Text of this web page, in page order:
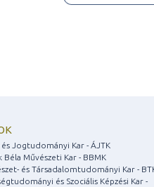
és Jogtudományi Kar - ÁJTK
Béla Művészeti Kar - BBMK
és Társadalomtudományi Kar -
és Szociális Képzési Kar -